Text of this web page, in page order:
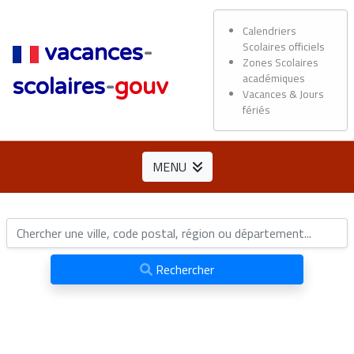
vacances-
scolaires-gouv
Calendriers
Scolaires officiels
Zones Scolaires
académiques
Vacances & Jours
fériés
MENU
Rechercher